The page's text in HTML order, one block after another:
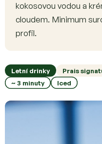
kokosovou vodou a
cloudem. Minimum
profil.
Letní drinky Prais
~ 3 minuty
Iced